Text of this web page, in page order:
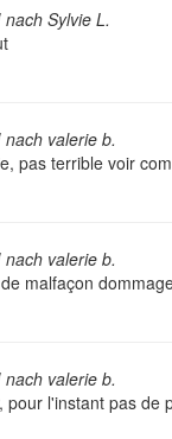
nach Sylvie L.
nach valerie b.
pas terrible voir
nach valerie b.
malfaçon
nach valerie b.
pour l'instant pas de